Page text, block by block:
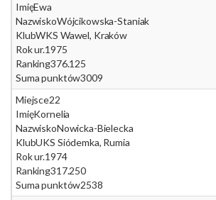
ImięEwa
NazwiskoWójcikowska-Staniak
KlubWKS Wawel, Kraków
Rok ur.1975
Ranking376.125
Suma punktów3009
Miejsce22
ImięKornelia
NazwiskoNowicka-Bielecka
KlubUKS Siódemka, Rumia
Rok ur.1974
Ranking317.250
Suma punktów2538